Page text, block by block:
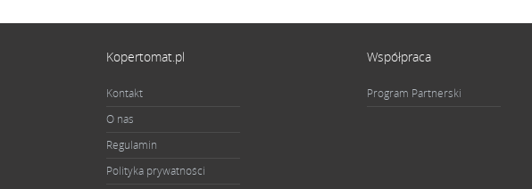
Kopertomat.pl
Kontakt
O nas
Regulamin
Polityka prywatności
Współpraca
Program Partnerski